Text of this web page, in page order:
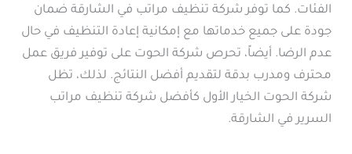
الفئات. كما توفر شركة تنظيف مراتب في الشارقة ضمان
جودة على جميع خدماتها مع إمكانية إعادة التنظيف في حال
عدم الرضا. أيضاً، تحرص شركة الحوت على توفير فريق عمل
محترف ومدرب بدقة لتقديم أفضل النتائج. لذلك، تظل
شركة الحوت الخيار الأول كأفضل شركة تنظيف مراتب
السرير في الشارقة.